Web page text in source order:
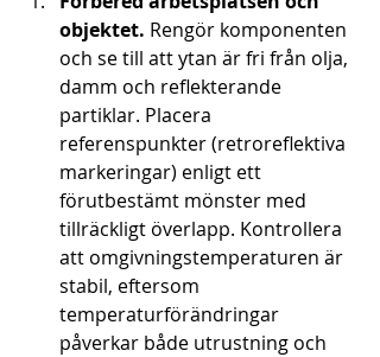
objektet. Rengör komponenten
och se till att ytan är fri från olja,
damm och reflekterande
partiklar. Placera
referenspunkter (retroreflektiva
markeringar) enligt ett
förutbestämt mönster med
tillräckligt överlapp. Kontrollera
att omgivningstemperaturen är
stabil, eftersom
temperaturförändringar
påverkar både utrustning och